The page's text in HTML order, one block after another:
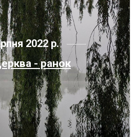
2022 р.
- ранок